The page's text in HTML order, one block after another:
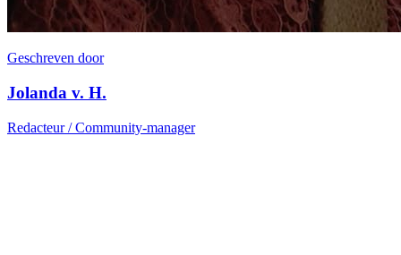
Geschreven door
Jolanda v. H.
Redacteur / Community-manager